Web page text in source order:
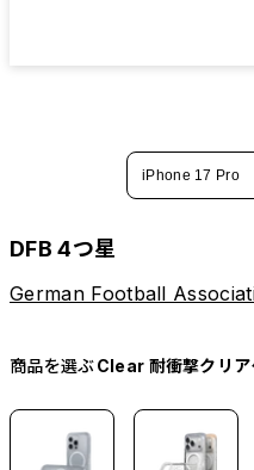
iPhone 17 Pro
DFB 4つ星
German Football
商品を選ぶClear 耐衝撃クリア